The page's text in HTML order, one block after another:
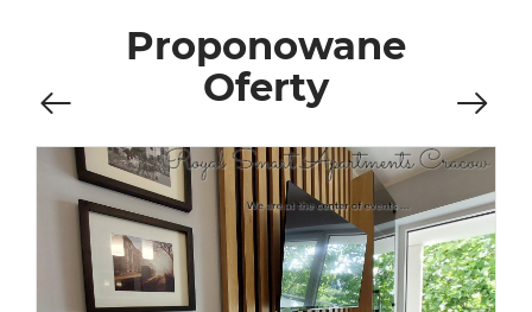
Proponowane
Oferty